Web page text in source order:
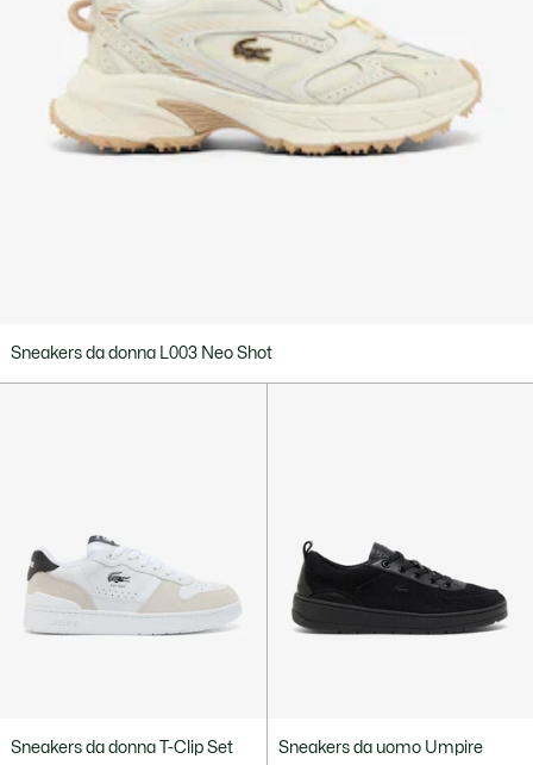
Sneakers da donna L003 Neo Shot
Sneakers da donna T-Clip Set Sneakers da uomo Umpire